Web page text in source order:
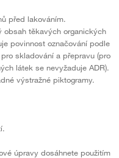
před lakováním.
obsah těkavých organických
povinnost označování podle
skladování a přepravu (pro
látek se nevyžaduje ADR).
výstražné piktogramy.
úpravy dosáhnete použitím